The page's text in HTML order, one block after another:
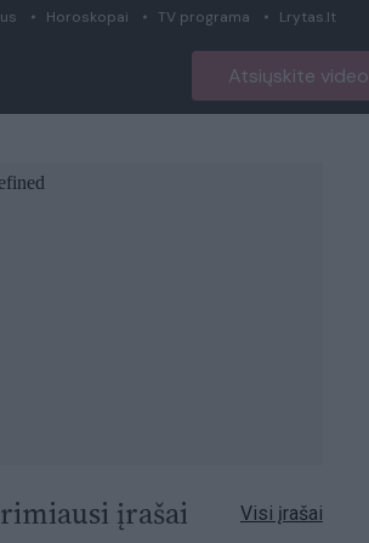
Horoskopai TV programa Lrytas.lt
Atsiųskite video
įrašai Visi įrašai